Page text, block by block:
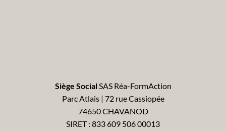
Siège SocialSAS Réa-FormAction
Parc Atlais | 72 rue Cassiopée
74650 CHAVANOD
SIRET : 833 609 506 00013